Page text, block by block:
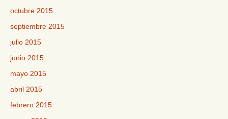
octubre 2015
septiembre 2015
julio 2015
junio 2015
mayo 2015
abril 2015
febrero 2015